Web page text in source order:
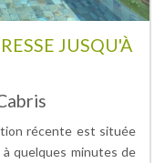
JUSQU'À
récente est située
quelques minutes de